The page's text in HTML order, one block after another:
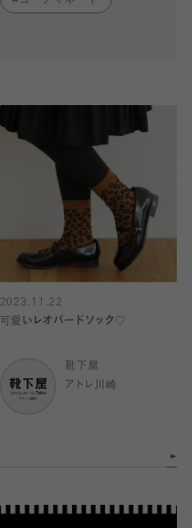
2023.11.22
可愛いレオパードソック♡
靴下屋
アトレ川崎